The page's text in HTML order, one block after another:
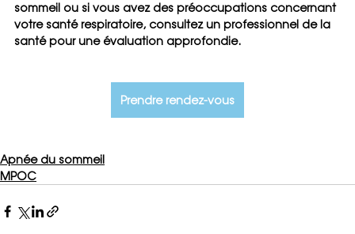
sommeil ou si vous avez des préoccupations concernant
votre santé respiratoire, consultez un professionnel de la
santé pour une évaluation approfondie.
Prendre rendez-vous
Apnée du sommeil
MPOC